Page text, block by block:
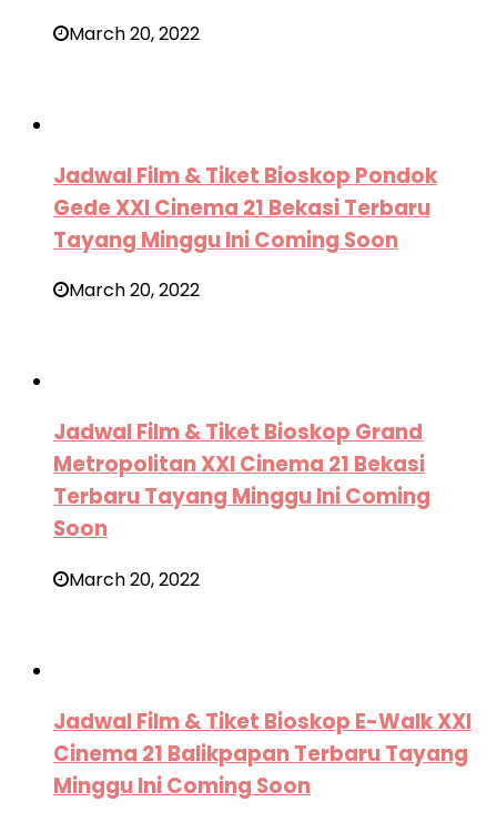
March 20, 2022
Jadwal Film & Tiket Bioskop Pondok
Gede XXI Cinema 21 Bekasi Terbaru
Tayang Minggu Ini Coming Soon
March 20, 2022
Jadwal Film & Tiket Bioskop Grand
Metropolitan XXI Cinema 21 Bekasi
Terbaru Tayang Minggu Ini Coming
Soon
March 20, 2022
Jadwal Film & Tiket Bioskop E-Walk XXI
Cinema 21 Balikpapan Terbaru Tayang
Minggu Ini Coming Soon